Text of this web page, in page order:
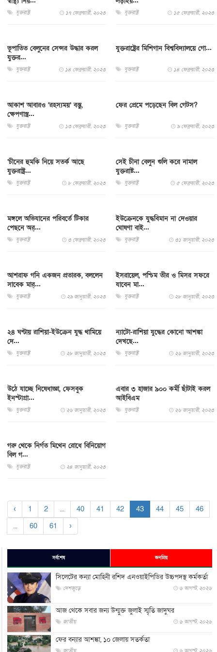
যুক্তরাষ্ট্র ১৭ ফেব্রুয়ারী, ২০২৩ যুক্তরাষ্ট্র ১৫ ফেব্রুয়ারী, ২০২৩
ভূপাতিত বেলুনের সেন্সর উদ্ধার করল
যুক্তর...
যুক্তরাষ্ট্র ১৪ ফেব্রুয়ারী, ২০২৩
যুক্তরাষ্ট্রের মিশিগান বিশ্ববিদ্যালয়ে গো...
যুক্তরাষ্ট্র ১৪ ফেব্রুয়ারী, ২০২৩
আকাশ আবারও ‘রহস্যময়’ বস্তু,
ক্ষেপণাস্ত্র...
যুক্তরাষ্ট্র ১৩ ফেব্রুয়ারী, ২০২৩
ফের প্রেমে পড়েছেন বিল গেটস?
যুক্তরাষ্ট্র ৯ ফেব্রুয়ারী, ২০২৩
‘চীনের হুমকি নিয়ে সতর্ক আছে
যুক্তরাষ্ট্র...
যুক্তরাষ্ট্র ৮ ফেব্রুয়ারী, ২০২৩
সেই চীনা বেলুন গুলি করে নামাল
যুক্তরাষ্ট...
যুক্তরাষ্ট্র ৫ ফেব্রুয়ারী, ২০২৩
মঙ্গলে অভিযানের পরিবর্তে টিকার
পেছনে অর্...
যুক্তরাষ্ট্র ৩ ফেব্রুয়ারী, ২০২৩
ইউক্রেনকে যুদ্ধবিমান না দেওয়ার
ঘোষণা বাই...
যুক্তরাষ্ট্র ৩১ জানুয়ারী, ২০২৩
আশরাফ গনি একজন প্রতারক, বললেন
সাবেক মার্...
যুক্তরাষ্ট্র ২৯ জানুয়ারী, ২০২৩
ইসরায়েল, পশ্চিম তীর ও মিসর সফরে
যাবেন মা...
যুক্তরাষ্ট্র ২৮ জানুয়ারী, ২০২৩
২৪ ঘণ্টায় রাশিয়া-ইউক্রেন যুদ্ধ থামিয়ে
দে...
যুক্তরাষ্ট্র ২৮ জানুয়ারী, ২০২৩
ন্যাটো-রাশিয়া যুদ্ধের কোনো আশঙ্কা
দেখছে...
যুক্তরাষ্ট্র ২৬ জানুয়ারী, ২০২৩
উঠে যাচ্ছে নিষেধাজ্ঞা, ফেসবুক
ইনস্টাগ্রা...
যুক্তরাষ্ট্র ২৬ জানুয়ারী, ২০২৩
এবার ৩ হাজার ৯০০ কর্মী ছাঁটাই করল
আইবিএম
যুক্তরাষ্ট্র ২৬ জানুয়ারী, ২০২৩
গরু থেকে নির্গত মিথেন রোধে বিনিয়োগ
বিল গ...
যুক্তরাষ্ট্র ২৪ জানুয়ারী, ২০২৩
‹ 1 2 ... 40 41 42 43 44 45
46
...
60 61 ›
সর্বশেষ জনপ্রিয়
সিলেটের কন্যা মোহিনী রশিদ এনওয়াইপিডির উচ্চপদস্থ কর্মকর্তা
দেশজুড়ে ৬ আগস্ট, ২০২৬
আজ থেকে সবার জন্য উন্মুক্ত জুলাই স্মৃতি জাদুঘর
জাতীয় ৬ আগস্ট, ২০২৬
ফের বন্যার আশঙ্কা, ১০ জেলায় সতর্কতা